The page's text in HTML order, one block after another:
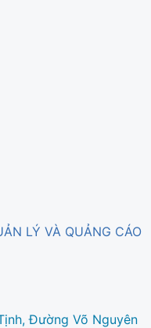
LÝ VÀ QUẢNG CÁO
Đường Võ Nguyên